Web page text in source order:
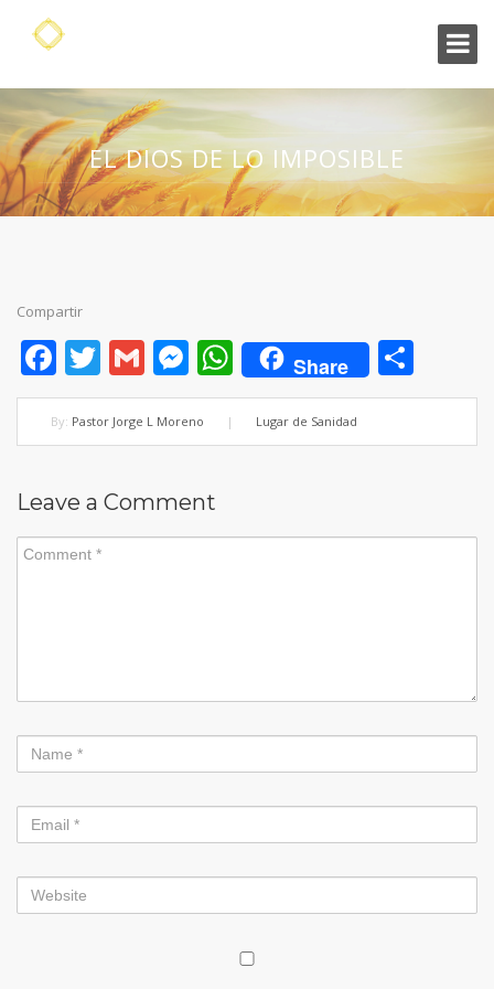
EL DIOS DE LO IMPOSIBLE
Compartir
Facebook
Twitter
GmailMessenger
WhatsApp
Share
By: Pastor Jorge L Moreno | Lugar de Sanidad
Leave a Comment